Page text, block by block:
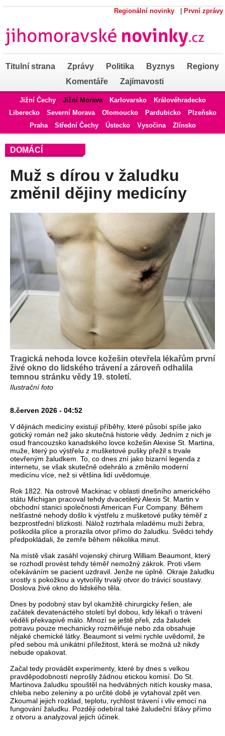
Regionální novinky První zprávy
Titulní strana Zprávy Politika Byznys
Regiony
Komentáře
Zajímavosti
Jižní Čechy Jižní Morava Karlovarsko
Královéhradecko
Liberecko
Severní Morava Olomoucko Pardubicko
Plzeňsko
Praha
Střední Čechy Ústecko Vysočina Zlínsko
DOMÁCÍ
Muž s dírou v žaludku
změnil dějiny medicíny
Tragická nehoda lovce kožešin otevřela lékařům první
živé okno do lidského trávení a zároveň odhalila
temnou stránku vědy 19. století.
Ilustrační foto
8.červen 2026 - 04:52
V dějinách medicíny existují příběhy, které působí spíše jako
gotický román než jako skutečná historie vědy. Jedním z nich je
osud francouzsko kanadského lovce kožešin Alexise St. Martina,
muže, který po výstřelu z mušketové pušky přežil s trvale
otevřeným žaludkem. To, co dnes zní jako bizarní legenda z
internetu, se však skutečně odehrálo a změnilo moderní
medicínu více, než si většina lidí uvědomuje.
Rok 1822. Na ostrově Mackinac v oblasti dnešního amerického
státu Michigan pracoval tehdy dvacetiletý Alexis St. Martin v
obchodní stanici společnosti American Fur Company. Během
nešťastné nehody došlo k výstřelu z mušketové pušky téměř z
bezprostřední blízkosti. Nálož roztrhala mladému muži žebra,
poškodila plíce a prorazila otvor přímo do žaludku. Svědci tehdy
předpokládali, že zemře během několika minut.
Na místě však zasáhl vojenský chirurg William Beaumont, který
se rozhodl provést tehdy téměř nemožný zákrok. Proti všem
očekáváním se pacient uzdravil. Jenže ne úplně. Okraje žaludku
srostly s pokožkou a vytvořily trvalý otvor do trávicí soustavy.
Doslova živé okno do lidského těla.
Dnes by podobný stav byl okamžitě chirurgicky řešen, ale
začátek devatenáctého století byl dobou, kdy lékaři o trávení
věděli překvapivě málo. Mnozí se ještě přeli, zda žaludek
potravu pouze mechanicky rozmělňuje nebo zda obsahuje
nějaké chemické látky. Beaumont si velmi rychle uvědomil, že
před sebou má unikátní příležitost, která se možná už nikdy
nebude opakovat.
Začal tedy provádět experimenty, které by dnes s velkou
pravděpodobností neprošly žádnou etickou komisí. Do St.
Martinova žaludku spouštěl na hedvábných nitích kousky masa,
chleba nebo zeleniny a po určité době je vytahoval zpět ven.
Zkoumal jejich rozklad, teplotu, rychlost trávení i vliv emocí na
fungování žaludku. Později odebíral také žaludeční šťávy přímo
z otvoru a analyzoval jejich účinek.